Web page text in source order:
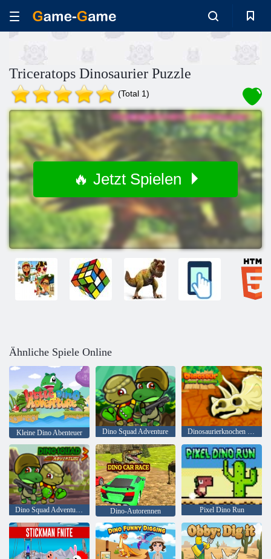
Triceratops Dinosaurier Puzzle
(Total 1)
🔥 Jetzt Spielen
Ähnliche Spiele Online
Kleine Dino Abenteuer Dino Squad Adventure Dinosaurierknochen graben
Dino Squad Adventure 3 Dino-Autorennen Pixel Dino Run